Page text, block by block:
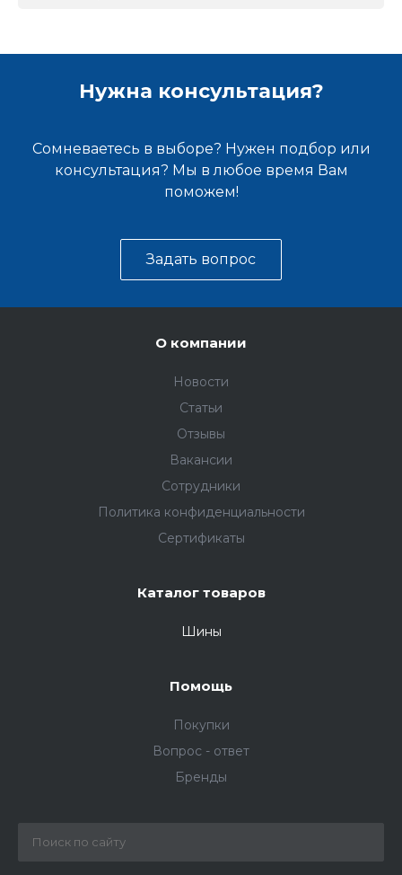
Нужна консультация?
Сомневаетесь в выборе? Нужен подбор или
консультация? Мы в любое время Вам
поможем!
Задать вопрос
О компании
Новости
Статьи
Отзывы
Вакансии
Сотрудники
Политика конфиденциальности
Сертификаты
Каталог товаров
Шины
Помощь
Покупки
Вопрос - ответ
Бренды